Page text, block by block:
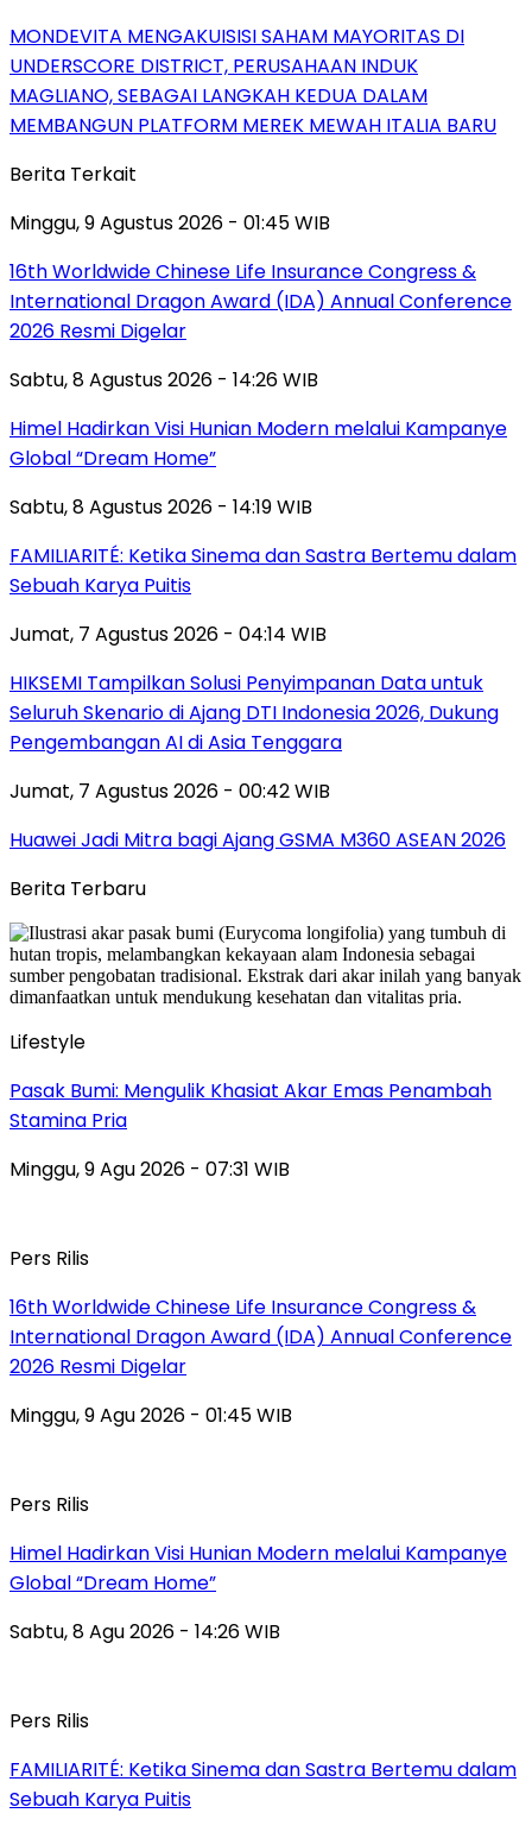
MONDEVITA MENGAKUISISI SAHAM MAYORITAS DI
UNDERSCORE DISTRICT, PERUSAHAAN INDUK
MAGLIANO, SEBAGAI LANGKAH KEDUA DALAM
MEMBANGUN PLATFORM MEREK MEWAH ITALIA BARU
Berita Terkait
Minggu, 9 Agustus 2026 - 01:45 WIB
16th Worldwide Chinese Life Insurance Congress &
International Dragon Award (IDA) Annual Conference
2026 Resmi Digelar
Sabtu, 8 Agustus 2026 - 14:26 WIB
Himel Hadirkan Visi Hunian Modern melalui Kampanye
Global “Dream Home”
Sabtu, 8 Agustus 2026 - 14:19 WIB
FAMILIARITÉ: Ketika Sinema dan Sastra Bertemu dalam
Sebuah Karya Puitis
Jumat, 7 Agustus 2026 - 04:14 WIB
HIKSEMI Tampilkan Solusi Penyimpanan Data untuk
Seluruh Skenario di Ajang DTI Indonesia 2026, Dukung
Pengembangan AI di Asia Tenggara
Jumat, 7 Agustus 2026 - 00:42 WIB
Huawei Jadi Mitra bagi Ajang GSMA M360 ASEAN 2026
Berita Terbaru
Lifestyle
Pasak Bumi: Mengulik Khasiat Akar Emas Penambah
Stamina Pria
Minggu, 9 Agu 2026 - 07:31 WIB
Pers Rilis
16th Worldwide Chinese Life Insurance Congress &
International Dragon Award (IDA) Annual Conference
2026 Resmi Digelar
Minggu, 9 Agu 2026 - 01:45 WIB
Pers Rilis
Himel Hadirkan Visi Hunian Modern melalui Kampanye
Global “Dream Home”
Sabtu, 8 Agu 2026 - 14:26 WIB
Pers Rilis
FAMILIARITÉ: Ketika Sinema dan Sastra Bertemu dalam
Sebuah Karya Puitis